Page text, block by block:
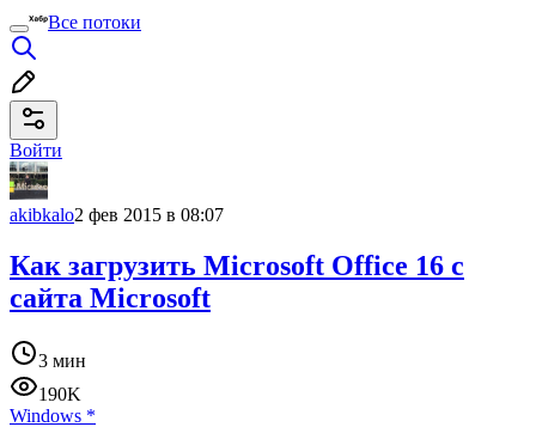
Все потоки
Войти
akibkalo2 фев 2015 в 08:07
Как загрузить Microsoft Office 16 с
сайта Microsoft
3 мин
190K
Windows *